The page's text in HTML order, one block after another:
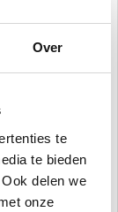
Over
te
te bieden
delen we
onze
OFF
DuraVision